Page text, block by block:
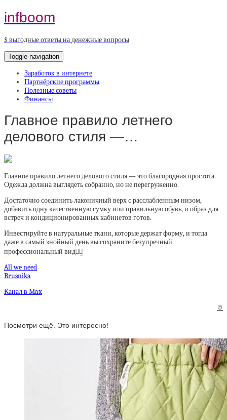
infboom
$ выгодные ответы на денежные вопросы
Toggle navigation
Заработок в интернете
Партнёрские программы
Полезные советы
Финансы
Главное правило летнего
делового стиля —…
Главное правило летнего делового стиля — это благородная простота.
Одежда должна выглядеть собранно, но не перегруженно.
Достаточно соединить лаконичный верх с расслабленным низом,
добавить одну качественную сумку или правильную обувь, и образ для
встреч и кондиционированных кабинетов готов.
Инвестируйте в натуральные ткани, которые держат форму, и тогда
даже в самый знойный день вы сохраните безупречный
профессиональный вид👌🏼
All we need
Brusnika
Канал в Max
©
Посмотри ещё. Это интересно!